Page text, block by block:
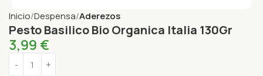
Inicio Despensa Aderezos
Pesto Basilico Bio Organica Italia 130Gr
3,99 €